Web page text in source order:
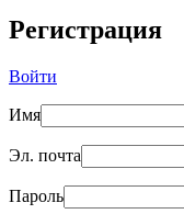
Регистрация
Войти
Имя
Эл. почта
Пароль